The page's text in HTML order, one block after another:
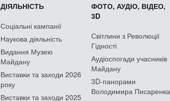
ДІЯЛЬНІСТЬ
Соціальні кампанії
Наукова діяльність
Видання Музею
Майдану
Виставки та заходи 2026
року
Виставки та заходи 2025
ФОТО, АУДІО, ВІДЕО,
3D
Світлини з Революції
Гідності
Аудіоспогади учасників
Майдану
3D-панорами
Володимира Писаренка